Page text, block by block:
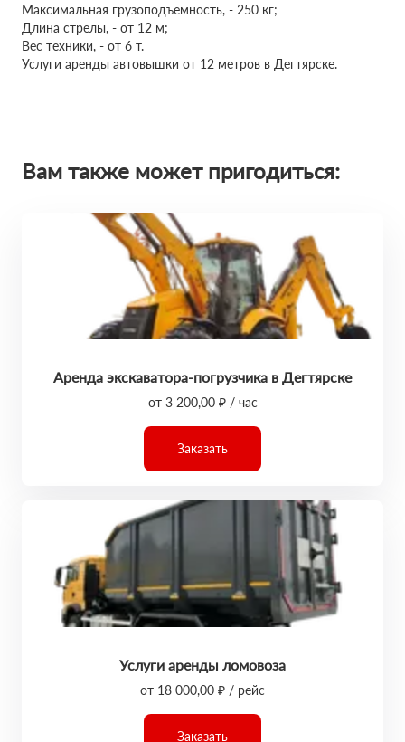
Максимальная грузоподъемность, - 250 кг;
Длина стрелы, - от 12 м;
Вес техники, - от 6 т.
Услуги аренды автовышки от 12 метров в Дегтярске.
Вам также может пригодиться:
Аренда экскаватора-погрузчика в Дегтярске
от 3 200,00 ₽ / час
Заказать
Услуги аренды ломовоза
от 18 000,00 ₽ / рейс
Заказать